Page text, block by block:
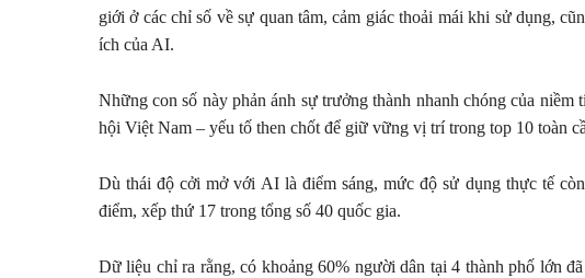
giới ở các chỉ số về sự quan tâm, cảm giác thoải mái khi sử dụng,
ích của AI.
Những con số này phản ánh sự trưởng thành nhanh chóng của niềm
hội Việt Nam – yếu tố then chốt để giữ vững vị trí trong top 10 toàn
Dù thái độ cởi mở với AI là điểm sáng, mức độ sử dụng thực tế
điểm, xếp thứ 17 trong tổng số 40 quốc gia.
Dữ liệu chỉ ra rằng, có khoảng 60% người dân tại 4 thành phố lớn